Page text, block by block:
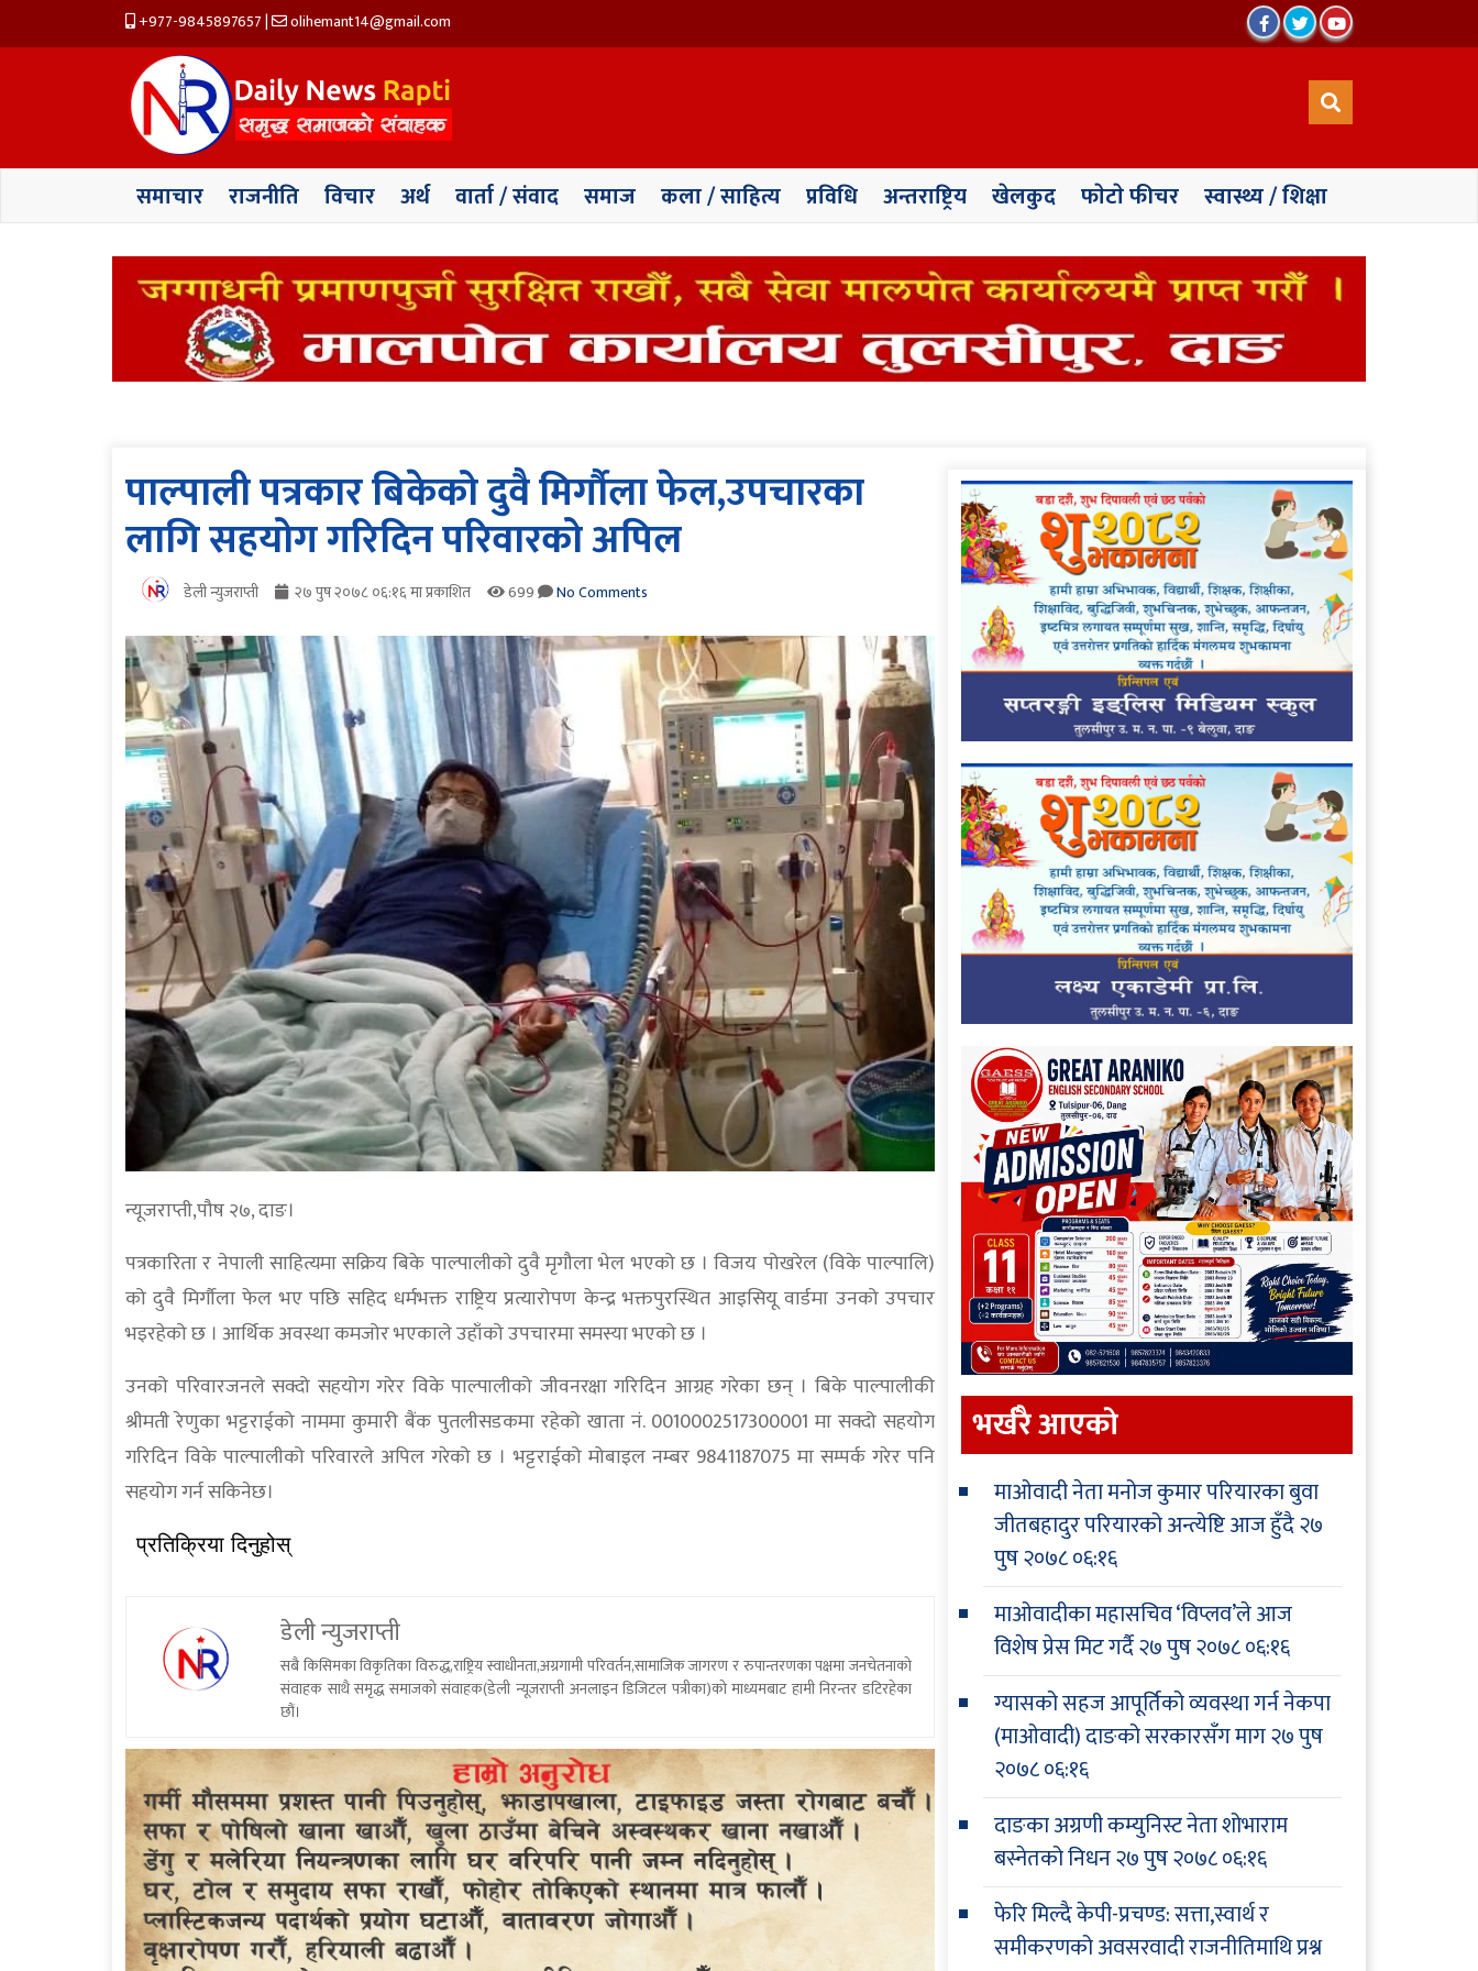
+977-9845897657| olihemant14@gmail.com
समाचार राजनीति विचार अर्थ वार्ता / संवाद समाज कला / साहित्य प्रविधि अन्तराष्ट्रिय खेलकुद फाेटाे फीचर स्वास्थ्य / शिक्षा
पाल्पाली पत्रकार बिकेको दुवै मिर्गौला फेल,उपचारका
लागि सहयोग गरिदिन परिवारको अपिल
डेली न्युजराप्ती २७ पुष २०७८ ०६:१६ मा प्रकाशित 699 No Comments
न्यूजराप्ती,पौष २७, दाङ।
पत्रकारिता र नेपाली साहित्यमा सक्रिय बिके पाल्पालीकाे दुवै मृगौला भेल भएको छ । विजय पोखरेल (विके पाल्पालि)
को दुवै मिर्गौला फेल भए पछि सहिद धर्मभक्त राष्ट्रिय प्रत्यारोपण केन्द्र भक्तपुरस्थित आइसियू वार्डमा उनको उपचार
भइरहेको छ । आर्थिक अवस्था कमजोर भएकाले उहाँको उपचारमा समस्या भएको छ ।
उनको परिवारजनले सक्दो सहयोग गरेर विके पाल्पालीको जीवनरक्षा गरिदिन आग्रह गरेका छन् । बिके पाल्पालीकी
श्रीमती रेणुका भट्टराईको नाममा कुमारी बैंक पुतलीसडकमा रहेको खाता नं. 0010002517300001 मा सक्दो सहयोग
गरिदिन विके पाल्पालीको परिवारले अपिल गरेको छ । भट्टराईको मोबाइल नम्बर 9841187075 मा सम्पर्क गरेर पनि
सहयोग गर्न सकिनेछ।
प्रतिक्रिया दिनुहोस्
डेली न्युजराप्ती
सबै किसिमका विकृतिका विरुद्ध,राष्ट्रिय स्वाधीनता,अग्रगामी परिवर्तन,सामाजिक जागरण र रुपान्तरणका पक्षमा जनचेतनाको
संवाहक साथै समृद्ध समाजको संवाहक(डेली न्यूजराप्ती अनलाइन डिजिटल पत्रीका)को माध्यमबाट हामी निरन्तर डटिरहेका
छौं।
भर्खरै आएकाे
माओवादी नेता मनोज कुमार परियारका बुवा
जीतबहादुर परियारको अन्त्येष्टि आज हुँदै२७
पुष २०७८ ०६:१६
माओवादीका महासचिव ‘विप्लव’ले आज
विशेष प्रेस मिट गर्दै२७ पुष २०७८ ०६:१६
ग्यासको सहज आपूर्तिको व्यवस्था गर्न नेकपा
(माओवादी) दाङको सरकारसँग माग२७ पुष
२०७८ ०६:१६
दाङका अग्रणी कम्युनिस्ट नेता शोभाराम
बस्नेतको निधन२७ पुष २०७८ ०६:१६
फेरि मिल्दै केपी-प्रचण्ड: सत्ता,स्वार्थ र
समीकरणको अवसरवादी राजनीतिमाथि प्रश्न